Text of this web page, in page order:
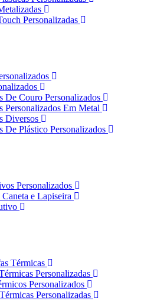
Personalizadas
De Couro Personalizados
Personalizados Em Metal
Diversos
De Plástico Personalizados
Personalizados
e Lapiseira
Térmicas
Personalizadas
Personalizados
Personalizadas